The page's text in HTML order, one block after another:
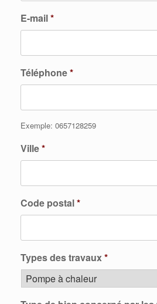
E-mail*
Téléphone*
Exemple: 0657128259
Ville*
Code postal*
Types des travaux*